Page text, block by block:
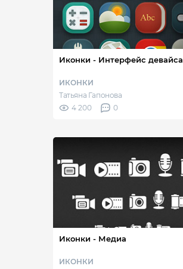
Иконки - Интерфейс девайса
ИКОНКИ
Татьяна Гапонова
4 200
0
Иконки - Медиа
ИКОНКИ